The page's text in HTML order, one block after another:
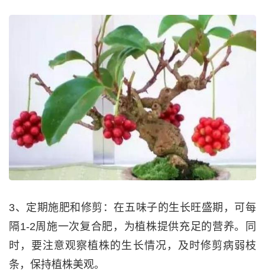
3、定期施肥和修剪：在五味子的生长旺盛期，可每
隔1-2周施一次复合肥，为植株提供充足的营养。同
时，要注意观察植株的生长情况，及时修剪病弱枝
条，保持植株美观。